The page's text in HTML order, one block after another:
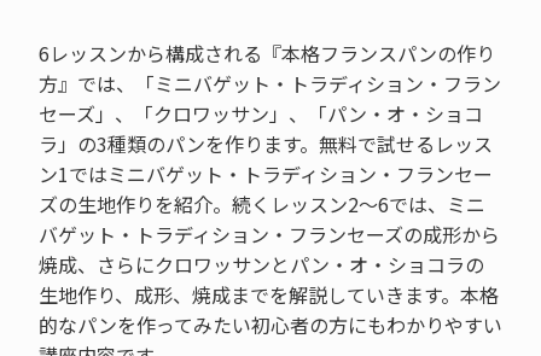
6レッスンから構成される『本格フランスパンの作り
方』では、「ミニバゲット・トラディション・フラン
セーズ」、「クロワッサン」、「パン・オ・ショコ
ラ」の3種類のパンを作ります。無料で試せるレッス
ン1ではミニバゲット・トラディション・フランセー
ズの生地作りを紹介。続くレッスン2～6では、ミニ
バゲット・トラディション・フランセーズの成形から
焼成、さらにクロワッサンとパン・オ・ショコラの
生地作り、成形、焼成までを解説していきます。本格
的なパンを作ってみたい初心者の方にもわかりやすい